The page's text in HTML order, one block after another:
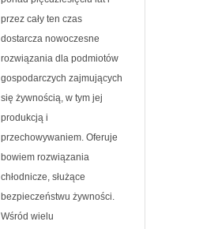
przez cały ten czas
dostarcza nowoczesne
rozwiązania dla podmiotów
gospodarczych zajmujących
się żywnością, w tym jej
produkcją i
przechowywaniem. Oferuje
bowiem rozwiązania
chłodnicze, służące
bezpieczeństwu żywności.
Wśród wielu